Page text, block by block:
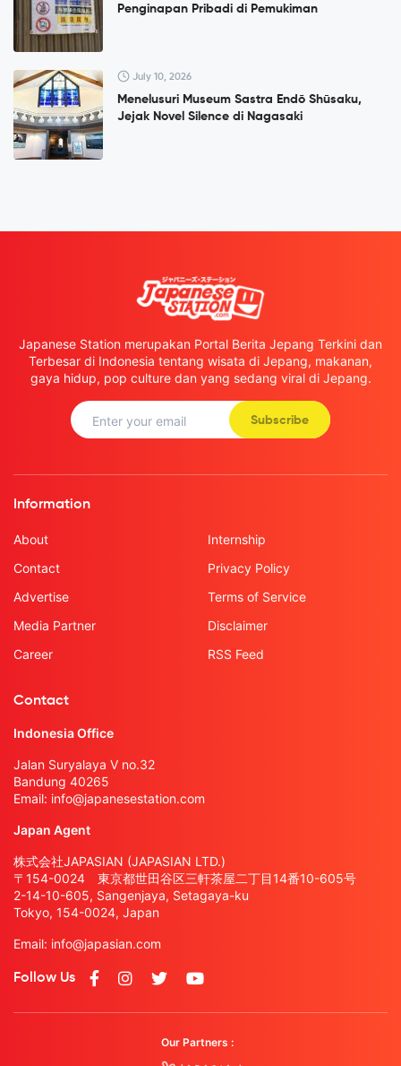
Penginapan Pribadi di Pemukiman
July 10, 2026
Menelusuri Museum Sastra Endō Shūsaku,
Jejak Novel Silence di Nagasaki
Japanese Station merupakan Portal Berita Jepang Terkini dan
Terbesar di Indonesia tentang wisata di Jepang, makanan,
gaya hidup, pop culture dan yang sedang viral di Jepang.
Subscribe
Information
About
Contact
Advertise
Media Partner
Career
Internship
Privacy Policy
Terms of Service
Disclaimer
RSS Feed
Contact
Indonesia Office
Jalan Suryalaya V no.32
Bandung 40265
Email: info@japanesestation.com
Japan Agent
株式会社JAPASIAN (JAPASIAN LTD.)
〒154-0024 東京都世田谷区三軒茶屋二丁目14番10-605号
2-14-10-605, Sangenjaya, Setagaya-ku
Tokyo, 154-0024, Japan
Email: info@japasian.com
Follow Us
Our Partners :